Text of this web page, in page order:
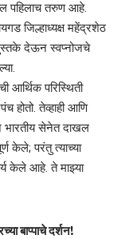
पहिलाच तरुण आहे.
जिल्हाध्यक्षमहेंद्रशेठ
देऊन स्वप्नोजचे
आर्थिक परिस्थिती
होतो. तेव्हाही आणि
भारतीय सेनेत दाखल
केले; परंतु त्याच्या
केले आहे. ते माझ्या
बाप्पाचे दर्शन!